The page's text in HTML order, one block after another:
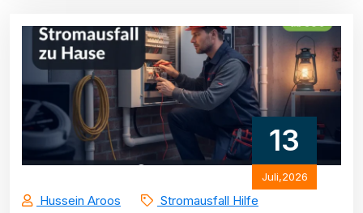
13
Juli,2026
Hussein Aroos
Stromausfall Hilfe